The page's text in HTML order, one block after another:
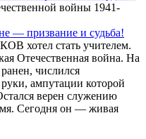
войны 1941-
— призвание и судьба!
хотел стать учителем.
Отечественная война. На
числился
ампутации которой
верен служению
Сегодня он — живая